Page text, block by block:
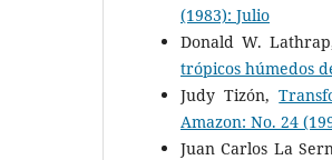
(1983): Julio
Donald W.
trópicos húmedos
Judy Tizón,
Amazon: No. 24
Juan Carlos La